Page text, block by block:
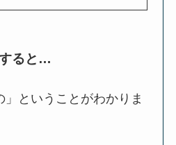
ると…
」ということがわかりま